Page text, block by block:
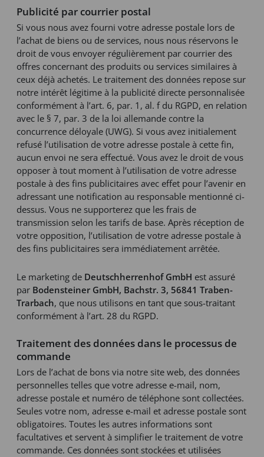
Publicité par courrier postal
Si vous nous avez fourni votre adresse postale lors de
l’achat de biens ou de services, nous nous réservons le
droit de vous envoyer régulièrement par courrier des
offres concernant des produits ou services similaires à
ceux déjà achetés. Le traitement des données repose sur
notre intérêt légitime à la publicité directe personnalisée
conformément à l’art. 6, par. 1, al. f du RGPD, en relation
avec le § 7, par. 3 de la loi allemande contre la
concurrence déloyale (UWG). Si vous avez initialement
refusé l’utilisation de votre adresse postale à cette fin,
aucun envoi ne sera effectué. Vous avez le droit de vous
opposer à tout moment à l’utilisation de votre adresse
postale à des fins publicitaires avec effet pour l’avenir en
adressant une notification au responsable mentionné ci-
dessus. Vous ne supporterez que les frais de
transmission selon les tarifs de base. Après réception de
votre opposition, l’utilisation de votre adresse postale à
des fins publicitaires sera immédiatement arrêtée.
Le marketing de Deutschherrenhof GmbH est assuré
par Bodensteiner GmbH, Bachstr. 3, 56841 Traben-
Trarbach, que nous utilisons en tant que sous-traitant
conformément à l’art. 28 du RGPD.
Traitement des données dans le processus de
commande
Lors de l’achat de bons via notre site web, des données
personnelles telles que votre adresse e-mail, nom,
adresse postale et numéro de téléphone sont collectées.
Seules votre nom, adresse e-mail et adresse postale sont
obligatoires. Toutes les autres informations sont
facultatives et servent à simplifier le traitement de votre
commande. Ces données sont stockées et utilisées